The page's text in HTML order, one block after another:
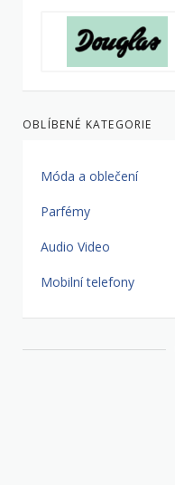
OBLÍBENÉ KATEGORIE
Móda a oblečení
Parfémy
Audio Video
Mobilní telefony